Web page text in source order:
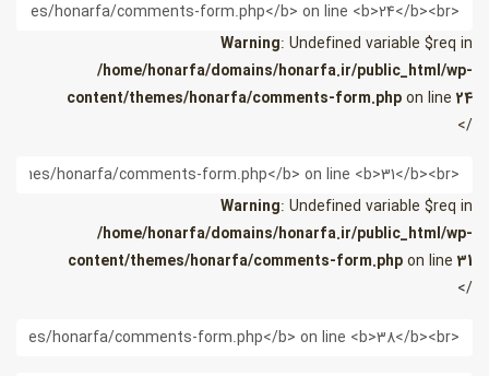
Warning: Undefined variable $req in
/home/honarfa/domains/honarfa.ir/public_html/wp-
content/themes/honarfa/comments-form.phpon line24
/>
ایمیل
Warning: Undefined variable $req in
/home/honarfa/domains/honarfa.ir/public_html/wp-
content/themes/honarfa/comments-form.phpon line31
/>